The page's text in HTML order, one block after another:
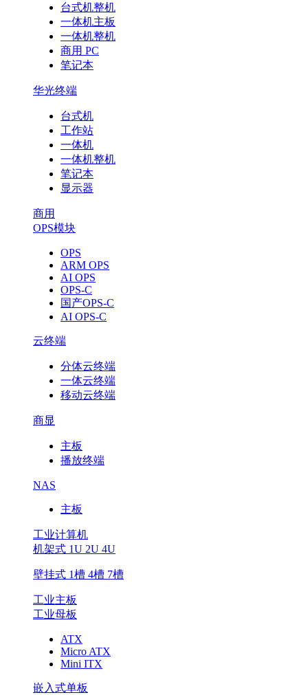
台式机整机
一体机主板
一体机整机
商用 PC
笔记本
华光终端
台式机
工作站
一体机
一体机整机
笔记本
显示器
商用
OPS模块
OPS
ARM OPS
AI OPS
OPS-C
国产OPS-C
AI OPS-C
云终端
分体云终端
一体云终端
移动云终端
商显
主板
播放终端
NAS
主板
工业计算机
机架式 1U 2U 4U
壁挂式 1槽 4槽 7槽
工业主板
工业母板
ATX
Micro ATX
Mini ITX
嵌入式单板